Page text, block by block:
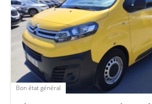
Bon état général